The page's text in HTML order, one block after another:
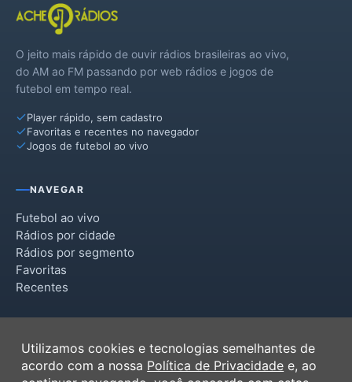
O jeito mais rápido de ouvir rádios brasileiras ao vivo,
do AM ao FM passando por web rádios e jogos de
futebol em tempo real.
Player rápido, sem cadastro
Favoritas e recentes no navegador
Jogos de futebol ao vivo
NAVEGAR
Futebol ao vivo
Rádios por cidade
Rádios por segmento
Favoritas
Recentes
Termos de Uso
Política de Privacidade
Utilizamos cookies e tecnologias semelhantes de
acordo com a nossa Política de Privacidade e, ao